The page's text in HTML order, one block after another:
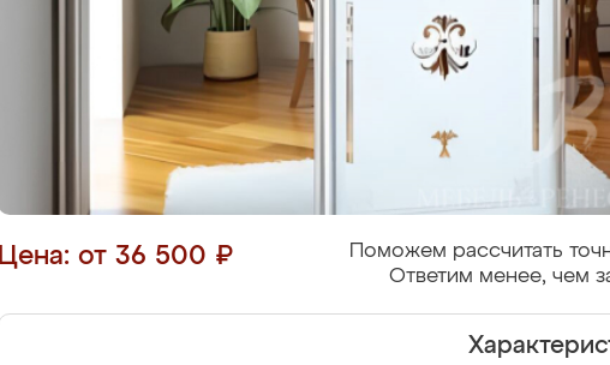
Цена: от 36 500 ₽
Поможем рассчитать
Ответим менее, чем